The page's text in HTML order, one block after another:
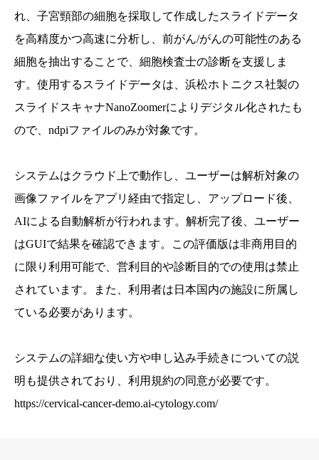
れ、子宮頸部の細胞を採取して作成したスライドデータ
を高精度かつ高速に分析し、前がん/がんの可能性のある
細胞を抽出することで、細胞検査士の診断を支援しま
す。使用するスライドデータは、浜松ホトニクス社製の
スライドスキャナNanoZoomerによりデジタル化されたも
ので、ndpiファイルのみが対象です。
システムはクラウド上で動作し、ユーザーは解析対象の
画像ファイルをアプリ経由で指定し、アップロード後、
AIによる自動解析が行われます。解析完了後、ユーザー
はGUIで結果を確認できます。この評価版は非商用目的
に限り利用可能で、営利目的や診断目的での使用は禁止
されています。また、利用者は日本国内の施設に所属し
ている必要があります。
システムの詳細な使い方や申し込み手続きについての説
明も提供されており、利用規約の同意が必要です。
https://cervical-cancer-demo.ai-cytology.com/